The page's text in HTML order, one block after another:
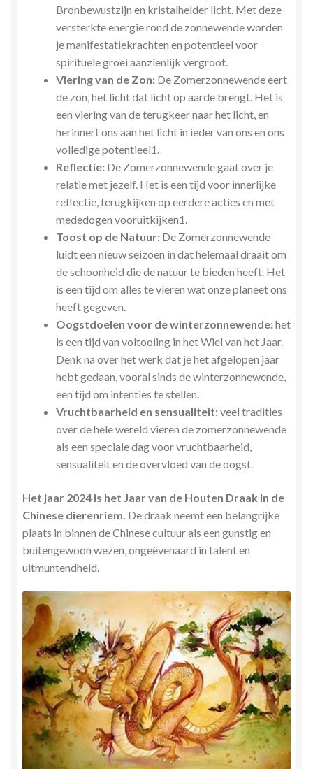
Bronbewustzijn en kristalhelder licht. Met deze
versterkte energie rond de zonnewende worden
je manifestatiekrachten en potentieel voor
spirituele groei aanzienlijk vergroot.
Viering van de Zon: De Zomerzonnewende eert
de zon, het licht dat licht op aarde brengt. Het is
een viering van de terugkeer naar het licht, en
herinnert ons aan het licht in ieder van ons en ons
volledige potentieel1.
Reflectie: De Zomerzonnewende gaat over je
relatie met jezelf. Het is een tijd voor innerlijke
reflectie, terugkijken op eerdere acties en met
mededogen vooruitkijken1.
Toost op de Natuur: De Zomerzonnewende
luidt een nieuw seizoen in dat helemaal draait om
de schoonheid die de natuur te bieden heeft. Het
is een tijd om alles te vieren wat onze planeet ons
heeft gegeven.
Oogstdoelen voor de winterzonnewende:het
is een tijd van voltooiing in het Wiel van het Jaar.
Denk na over het werk dat je het afgelopen jaar
hebt gedaan, vooral sinds de winterzonnewende,
een tijd om intenties te stellen.
Vruchtbaarheid en sensualiteit:veel tradities
over de hele wereld vieren de zomerzonnewende
als een speciale dag voor vruchtbaarheid,
sensualiteit en de overvloed van de oogst.
Het jaar 2024 is het Jaar van de Houten Draak in de
Chinese dierenriem. De draak neemt een belangrijke
plaats in binnen de Chinese cultuur als een gunstig en
buitengewoon wezen, ongeëvenaard in talent en
uitmuntendheid.